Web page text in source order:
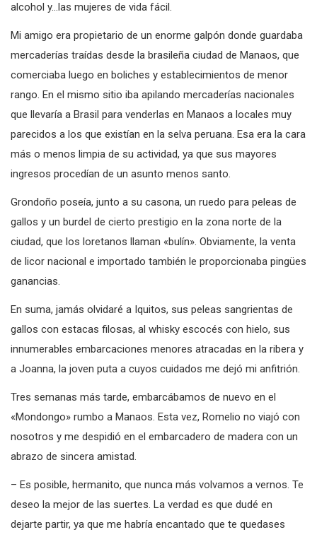
alcohol y…las mujeres de vida fácil.
Mi amigo era propietario de un enorme galpón donde guardaba
mercaderías traídas desde la brasileña ciudad de Manaos, que
comerciaba luego en boliches y establecimientos de menor
rango. En el mismo sitio iba apilando mercaderías nacionales
que llevaría a Brasil para venderlas en Manaos a locales muy
parecidos a los que existían en la selva peruana. Esa era la cara
más o menos limpia de su actividad, ya que sus mayores
ingresos procedían de un asunto menos santo.
Grondoño poseía, junto a su casona, un ruedo para peleas de
gallos y un burdel de cierto prestigio en la zona norte de la
ciudad, que los loretanos llaman «bulín». Obviamente, la venta
de licor nacional e importado también le proporcionaba pingües
ganancias.
En suma, jamás olvidaré a Iquitos, sus peleas sangrientas de
gallos con estacas filosas, al whisky escocés con hielo, sus
innumerables embarcaciones menores atracadas en la ribera y
a Joanna, la joven puta a cuyos cuidados me dejó mi anfitrión.
Tres semanas más tarde, embarcábamos de nuevo en el
«Mondongo» rumbo a Manaos. Esta vez, Romelio no viajó con
nosotros y me despidió en el embarcadero de madera con un
abrazo de sincera amistad.
– Es posible, hermanito, que nunca más volvamos a vernos. Te
deseo la mejor de las suertes. La verdad es que dudé en
dejarte partir, ya que me habría encantado que te quedases